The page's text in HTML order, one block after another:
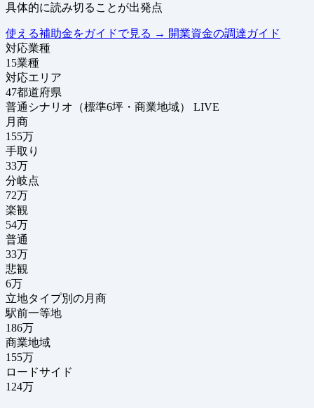
具体的に読み切ることが出発点
使える補助金をガイドで見る → 開業資金の調達ガイド
対応業種
15業種
対応エリア
47都道府県
普通シナリオ（標準6坪・商業地域）
LIVE
月商
155万
手取り
33万
分岐点
72万
楽観
54万
普通
33万
悲観
6万
立地タイプ別の月商
駅前一等地
186万
商業地域
155万
ロードサイド
124万